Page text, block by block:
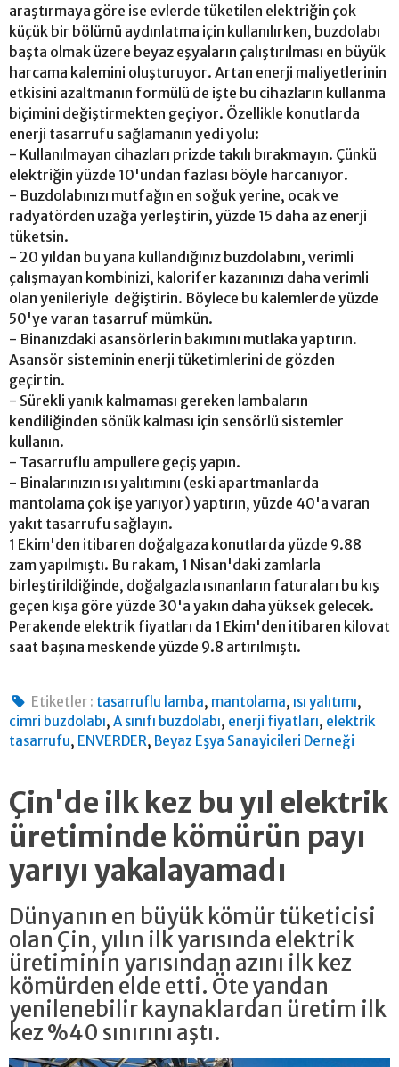
araştırmaya göre ise evlerde tüketilen elektriğin çok
küçük bir bölümü aydınlatma için kullanılırken, buzdolabı
başta olmak üzere beyaz eşyaların çalıştırılması en büyük
harcama kalemini oluşturuyor. Artan enerji maliyetlerinin
etkisini azaltmanın formülü de işte bu cihazların kullanma
biçimini değiştirmekten geçiyor. Özellikle konutlarda
enerji tasarrufu sağlamanın yedi yolu:
- Kullanılmayan cihazları prizde takılı bırakmayın. Çünkü
elektriğin yüzde 10'undan fazlası böyle harcanıyor.
- Buzdolabınızı mutfağın en soğuk yerine, ocak ve
radyatörden uzağa yerleştirin, yüzde 15 daha az enerji
tüketsin.
- 20 yıldan bu yana kullandığınız buzdolabını, verimli
çalışmayan kombinizi, kalorifer kazanınızı daha verimli
olan yenileriyle değiştirin. Böylece bu kalemlerde yüzde
50'ye varan tasarruf mümkün.
- Binanızdaki asansörlerin bakımını mutlaka yaptırın.
Asansör sisteminin enerji tüketimlerini de gözden
geçirtin.
- Sürekli yanık kalmaması gereken lambaların
kendiliğinden sönük kalması için sensörlü sistemler
kullanın.
- Tasarruflu ampullere geçiş yapın.
- Binalarınızın ısı yalıtımını (eski apartmanlarda
mantolama çok işe yarıyor) yaptırın, yüzde 40'a varan
yakıt tasarrufu sağlayın.
1 Ekim'den itibaren doğalgaza konutlarda yüzde 9.88
zam yapılmıştı. Bu rakam, 1 Nisan'daki zamlarla
birleştirildiğinde, doğalgazla ısınanların faturaları bu kış
geçen kışa göre yüzde 30'a yakın daha yüksek gelecek.
Perakende elektrik fiyatları da 1 Ekim'den itibaren kilovat
saat başına meskende yüzde 9.8 artırılmıştı.
Etiketler : tasarruflu lamba, mantolama, ısı yalıtımı,
cimri buzdolabı, A sınıfı buzdolabı, enerji fiyatları, elektrik
tasarrufu, ENVERDER, Beyaz Eşya Sanayicileri Derneği
Çin'de ilk kez bu yıl elektrik
üretiminde kömürün payı
yarıyı yakalayamadı
Dünyanın en büyük kömür tüketicisi
olan Çin, yılın ilk yarısında elektrik
üretiminin yarısından azını ilk kez
kömürden elde etti. Öte yandan
yenilenebilir kaynaklardan üretim ilk
kez %40 sınırını aştı.